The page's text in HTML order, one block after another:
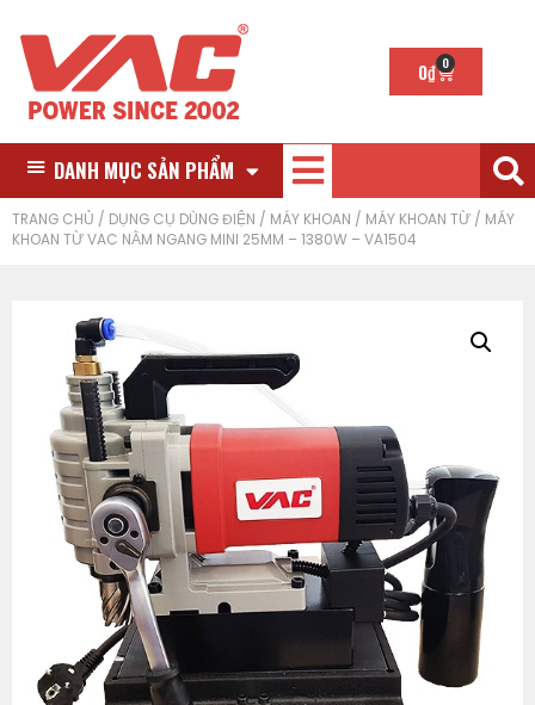
0₫ 0
DANH MỤC SẢN PHẨM
TRANG CHỦ / DỤNG CỤ DÙNG ĐIỆN / MÁY KHOAN / MÁY KHOAN TỪ / MÁY
KHOAN TỪ VAC NẰM NGANG MINI 25MM – 1380W – VA1504